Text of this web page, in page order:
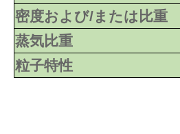
密度および/または比重
蒸気比重
粒子特性